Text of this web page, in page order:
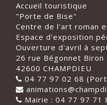
Accueil touristique
"Porte de Bise"
Centre de l'art roman
Espace d'exposition
Ouverture d'avril à
26 rue Bégonnet Biron
42600 CHAMPDIEU
04 77 97 02 68
Mairie : 04 77 97 71